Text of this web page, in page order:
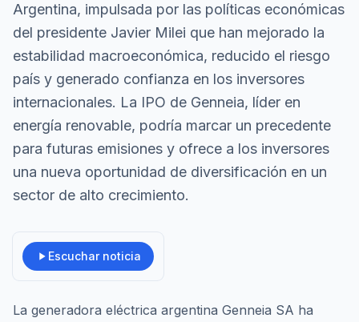
Argentina, impulsada por las políticas económicas
del presidente Javier Milei que han mejorado la
estabilidad macroeconómica, reducido el riesgo
país y generado confianza en los inversores
internacionales. La IPO de Genneia, líder en
energía renovable, podría marcar un precedente
para futuras emisiones y ofrece a los inversores
una nueva oportunidad de diversificación en un
sector de alto crecimiento.
Escuchar noticia
La generadora eléctrica argentina Genneia SA ha